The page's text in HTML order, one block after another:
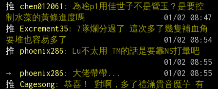
推
chen012061 : 為啥p1用佳世子不是營玉？是要控
制水藻的黃條進度嗎
推
Excrement35 : 7隊爛分過了 這次多了幾隻補血角
要堆也容易多了
推
phoenix286 : Lu不太用 TM的話是要靠NS打暈吧
→
phoenix286 : 大佬帶帶...
推
Cagesong: 恭喜！ 對啊，多了禮滿貴音魔芋 有